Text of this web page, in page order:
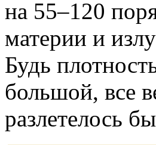
на 55–120
материи и
Будь
большой, все
разлетелось